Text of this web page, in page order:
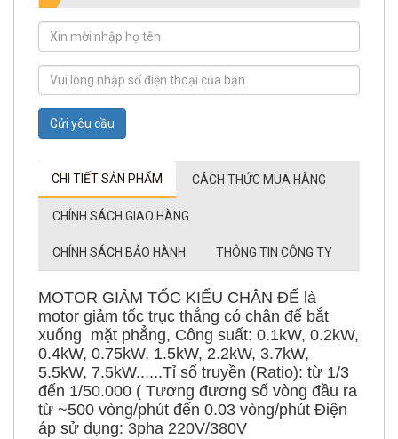
Gửi yêu cầu
CHI TIẾT SẢN PHẨM CÁCH THỨC MUA HÀNG
CHÍNH SÁCH GIAO HÀNG
CHÍNH SÁCH BẢO HÀNH THÔNG TIN CÔNG TY
MOTOR GIẢM TỐC KIỂU CHÂN ĐẾ là
motor giảm tốc trục thẳng có chân đế bắt
xuống mặt phẳng, Công suất: 0.1kW, 0.2kW,
0.4kW, 0.75kW, 1.5kW, 2.2kW, 3.7kW,
5.5kW, 7.5kW......Tỉ số truyền (Ratio): từ 1/3
đến 1/50.000 ( Tương đương số vòng đầu ra
từ ~500 vòng/phút đến 0.03 vòng/phút Điện
áp sử dụng: 3pha 220V/380V